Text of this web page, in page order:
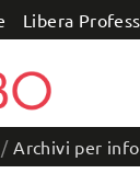
Libera
/Archivi per info